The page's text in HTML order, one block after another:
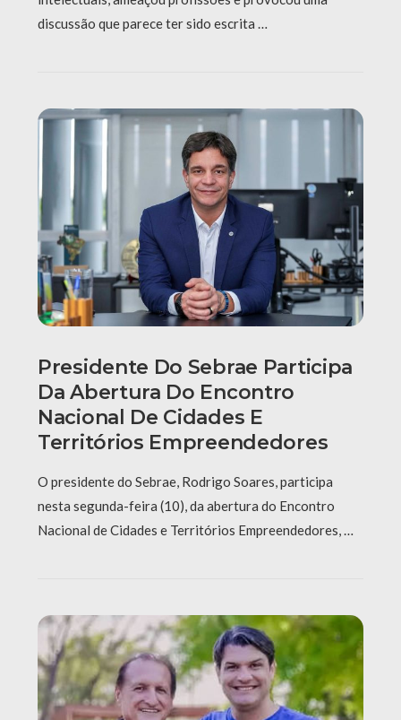
discussão que parece ter sido escrita …
Presidente Do Sebrae Participa
Da Abertura Do Encontro
Nacional De Cidades E
Territórios Empreendedores
O presidente do Sebrae, Rodrigo Soares, participa
nesta segunda-feira (10), da abertura do Encontro
Nacional de Cidades e Territórios Empreendedores, …